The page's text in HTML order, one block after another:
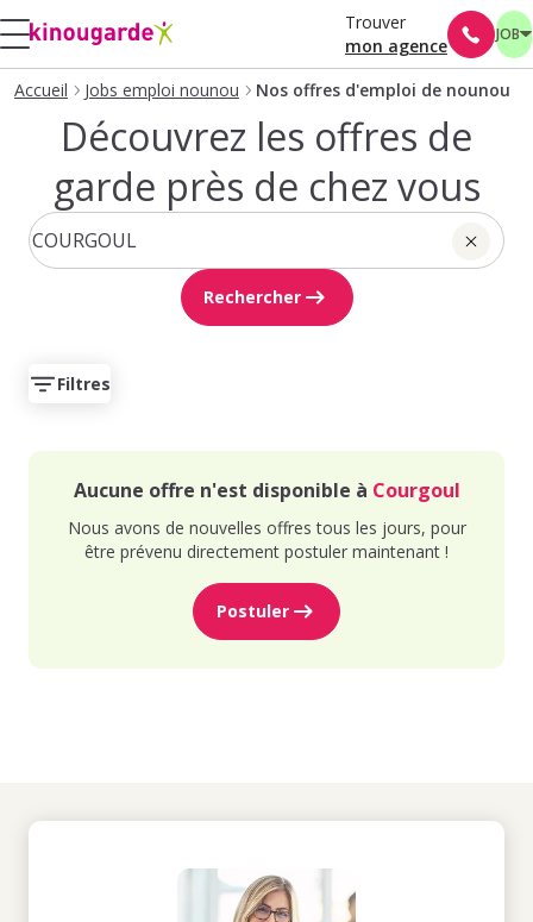
Trouver
mon agence
JOB
Accueil Jobs emploi nounou Nos offres d'emploi de nounou
Découvrez les offres de
garde près de chez vous
Rechercher
Filtres
Aucune offre n'est disponible à Courgoul
Nous avons de nouvelles offres tous les jours, pour
être prévenu directement postuler maintenant !
Postuler